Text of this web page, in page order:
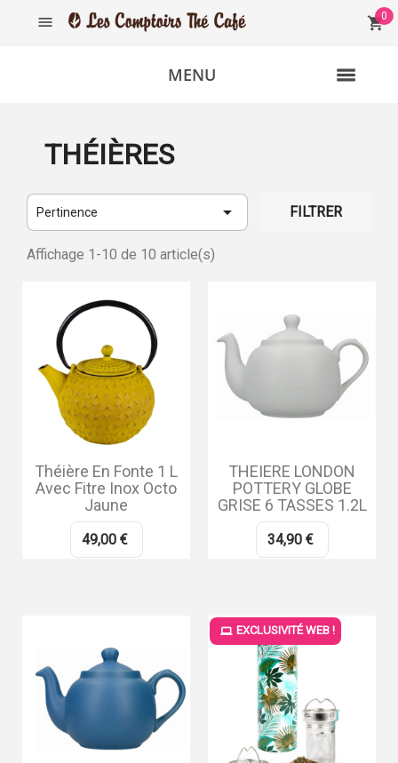
 shopping_cart0
MENU
THÉIÈRES
Pertinence  FILTRER
Affichage 1-10 de 10 article(s)
Théière En Fonte 1 L
Avec Fitre Inox Octo
Jaune
49,00 €
THEIERE LONDON
POTTERY GLOBE
GRISE 6 TASSES 1.2L
34,90 €
EXCLUSIVITÉ WEB !